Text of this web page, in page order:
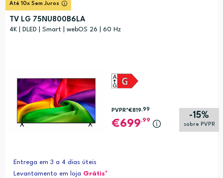
Até 10x Sem Juros
TV LG 75NU800B6LA
4K | DLED | Smart | webOS 26 | 60 Hz
-15%
sobre PVPR
PVPR*€819,99
699,99
Entrega em 3 a 4 dias úteis
Levantamento em loja Grátis*